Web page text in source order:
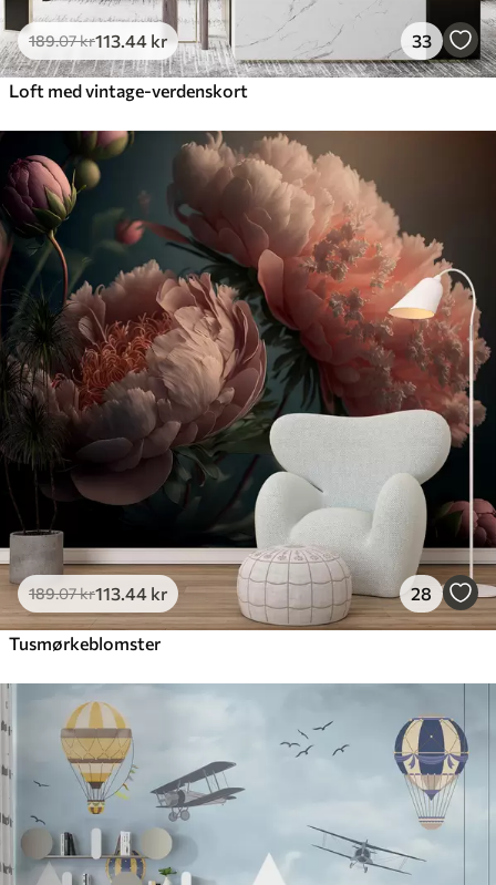
189.07kr113.44 kr 33
Loft med vintage-verdenskort
189.07kr113.44 kr 28
Tusmørkeblomster